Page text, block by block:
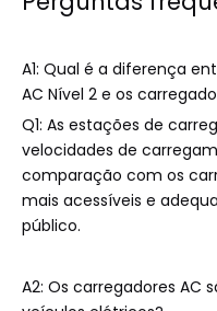
A1: Qual é a diferença
AC Nível 2 e os
Q1: As estações de
velocidades de
comparação com os
mais acessíveis e
público.
A2: Os carregadores AC